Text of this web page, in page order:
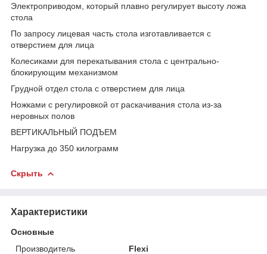
Электроприводом, который плавно регулирует высоту ложа
стола
По запросу лицевая часть стола изготавливается с
отверстием для лица
Колесиками для перекатывания стола с центрально-
блокирующим механизмом
Грудной отдел стола с отверстием для лица
Ножками с регулировкой от раскачивания стола из-за
неровных полов
ВЕРТИКАЛЬНЫЙ ПОДЪЕМ
Нагрузка до 350 килограмм
Скрыть
Характеристики
Основные
Производитель
Flexi